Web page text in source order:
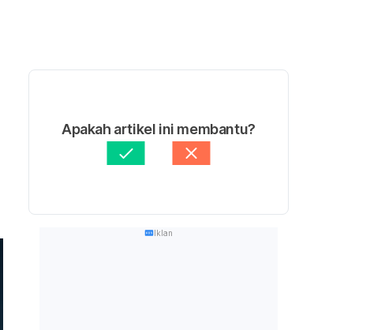
Apakah artikel ini membantu?
Iklan